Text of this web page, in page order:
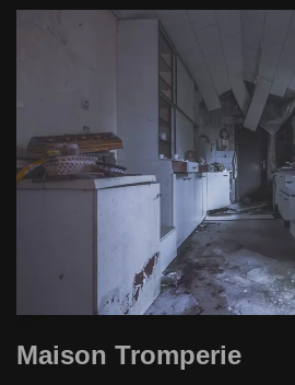
Maison Tromperie